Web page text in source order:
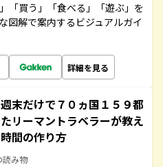
「買う」「食べる」「遊ぶ」を
図解で案内するビジュアルガイ
詳細を見る
末だけで７０ヵ国１５９都
リーマントラベラーが教え
間の作り方
読み物